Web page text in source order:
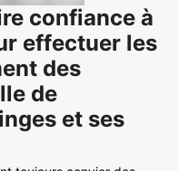
confiance à
effectuer les
des
de
et ses